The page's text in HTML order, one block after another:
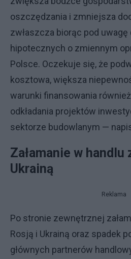
oszczędzania i zmniejsza
zwłaszcza biorąc pod uwagę
hipotecznych o zmiennym
Polsce. Oczekuje się, że
kosztowa, większa
warunki finansowania
odkładania projektów
sektorze budowlanym —
Załamanie w handlu
Ukrainą
Reklama
Po stronie zewnętrznej
Rosją i Ukrainą oraz spadek
głównych partnerów